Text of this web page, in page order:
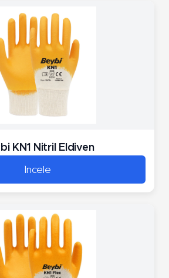
KN1 Nitril Eldiven
İncele